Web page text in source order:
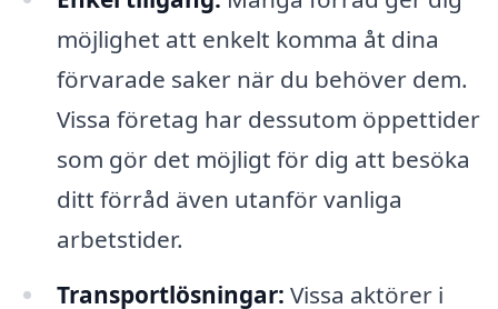
möjlighet att enkelt komma åt dina
förvarade saker när du behöver dem.
Vissa företag har dessutom öppettider
som gör det möjligt för dig att besöka
ditt förråd även utanför vanliga
arbetstider.
Transportlösningar: Vissa aktörer i